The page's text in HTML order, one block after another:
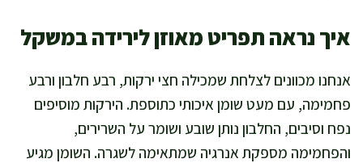
איך נראה תפריט מאוזן לירידה במשקל
אנחנו מכוונים לצלחת שמכילה חצי ירקות, רבע חלבון ורבע
פחמימה, עם מעט שומן איכותי כתוספת. הירקות מוסיפים
נפח וסיבים, החלבון נותן שובע ושומר על השרירים,
והפחמימה מספקת אנרגיה שמתאימה לשגרה. השומן מגיע